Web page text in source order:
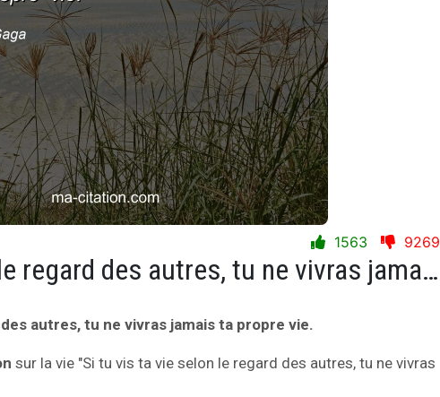
1563 9269
Si tu vis ta vie selon le regard des autres, tu ne vivras jamais ta propre vie.
autres, tu ne vivras jamais ta propre vie.
sur la vie "Si tu vis ta vie selon le regard des autres, tu ne vivras